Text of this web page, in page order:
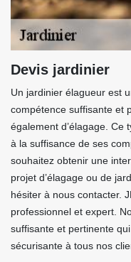
Devis jardinier
Un jardinier élagueur est
compétence suffisante et
également d’élagage. Ce
à la suffisance de ses
souhaitez obtenir une
projet d’élagage ou de
hésiter à nous contacter.
professionnel et expert.
suffisante et pertinente
sécurisante à tous nos